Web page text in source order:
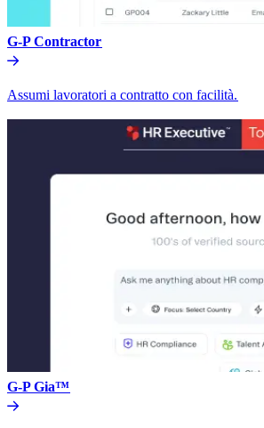
G-P Contractor​​
Assumi lavoratori a contratto con facilità.​​
G-P Gia™​​